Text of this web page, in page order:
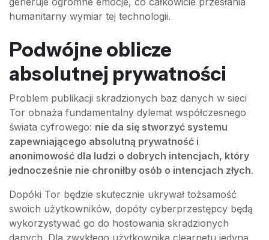
humanitarny wymiar tej technologii.
Podwójne oblicze
absolutnej prywatności
Problem publikacji skradzionych baz danych w sieci
Tor obnaża fundamentalny dylemat współczesnego
świata cyfrowego: nie da się stworzyć systemu
zapewniającego absolutną prywatność i
anonimowość dla ludzi o dobrych intencjach, który
jednocześnie nie chroniłby osób o intencjach złych.
Dopóki Tor będzie skutecznie ukrywał tożsamość
swoich użytkowników, dopóty cyberprzestępcy będą
wykorzystywać go do hostowania skradzionych